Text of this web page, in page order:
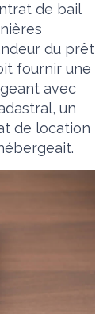
de bail
du prêt
fournir une
avec
un
de location